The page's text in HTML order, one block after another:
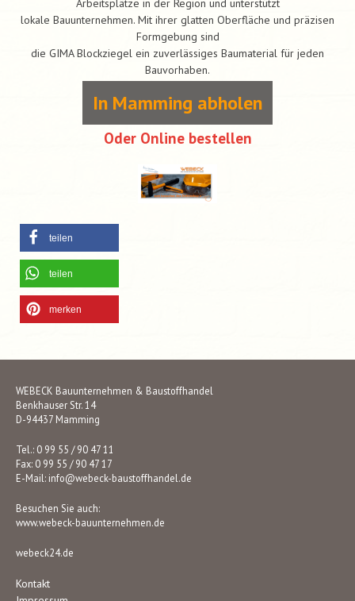
Arbeitsplätze in der Region und unterstützt
lokale Bauunternehmen. Mit ihrer glatten Oberfläche und präzisen
Formgebung sind
die GIMA Blockziegel ein zuverlässiges Baumaterial für jeden
Bauvorhaben.
In Mamming abholen
Oder Online bestellen
teilen
teilen
merken
WEBECK Bauunternehmen & Baustoffhandel
Benkhauser Str. 14
D-94437 Mamming
Tel.: 0 99 55 / 90 47 11
Fax: 0 99 55 / 90 47 17
E-Mail: info@webeck-baustoffhandel.de
Besuchen Sie auch:
www.webeck-bauunternehmen.de
webeck24.de
Kontakt